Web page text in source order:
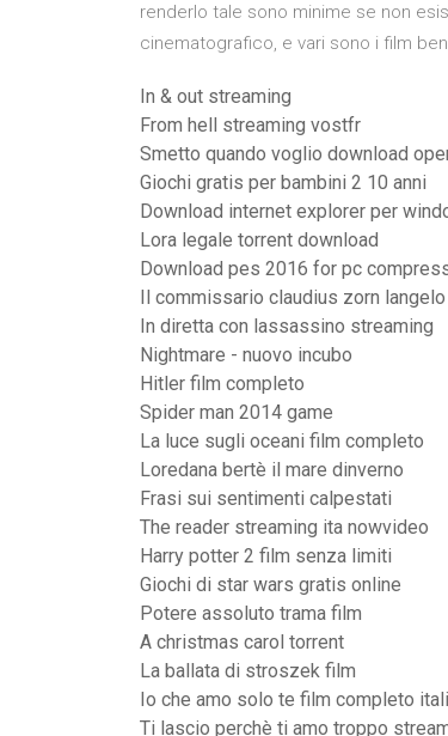
renderlo tale sono minime se non
cinematografico, e vari sono i film
In & out streaming
From hell streaming vostfr
Smetto quando voglio download
Giochi gratis per bambini 2 10 anni
Download internet explorer per
Lora legale torrent download
Download pes 2016 for pc
Il commissario claudius zorn
In diretta con lassassino streaming
Nightmare - nuovo incubo
Hitler film completo
Spider man 2014 game
La luce sugli oceani film completo
Loredana bertè il mare dinverno
Frasi sui sentimenti calpestati
The reader streaming ita nowvideo
Harry potter 2 film senza limiti
Giochi di star wars gratis online
Potere assoluto trama film
A christmas carol torrent
La ballata di stroszek film
Io che amo solo te film completo
Ti lascio perchè ti amo troppo